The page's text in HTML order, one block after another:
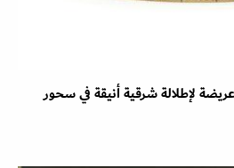
لإطلالة شرقية أنيقة في سحور